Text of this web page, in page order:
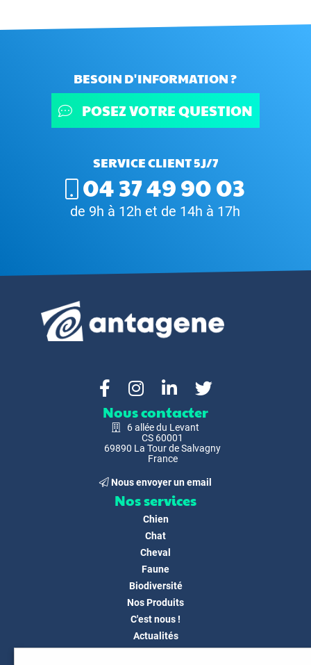
BESOIN D'INFORMATION ?
POSEZ VOTRE QUESTION
SERVICE CLIENT 5J/7
04 37 49 90 03
de 9h à 12h et de 14h à 17h
Nous contacter
6 allée du Levant
CS 60001
69890 La Tour de Salvagny
France
Nous envoyer un email
Nos services
Chien
Chat
Cheval
Faune
Biodiversité
Nos Produits
C'est nous !
Actualités